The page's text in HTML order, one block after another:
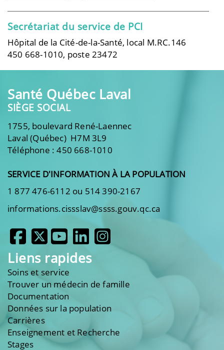
Secrétariat du service de PCI
Hôpital de la Cité-de-la-Santé, local M.RC.146
450 668-1010, poste 23472
Santé Québec Laval
SIÈGE SOCIAL
1755, boulevard René-Laennec
Laval (Québec) H7M 3L9
Téléphone : 450 668-1010
SERVICE D'INFORMATION À LA POPULATION
1 877 476-6112 ou 514 390-2167
informations.cissslav@ssss.gouv.qc.ca
Liens rapides
Soins et service
Trouver un médecin de famille
Documentation
Données sur la population
Carrières
Enseignement et Recherche
Stages